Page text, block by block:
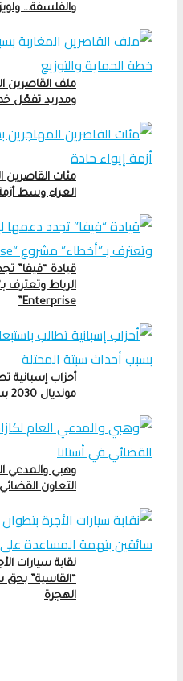
والفلسفة…
ملف القاصرين
ومدريد تفعّل
مئات
العراء وسط
قيادة “فيفا”
Enterprise”
أحزاب إسبانية
مونديال 2030 بسبب أحداث سبتة المحتلة
وهبي والمدعي
التعاون
نقابة سيارات
“القاسية”
الهجرة